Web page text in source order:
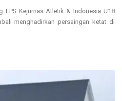
LPS Kejurnas Atletik & Indonesia U18
menghadirkan persaingan ketat di